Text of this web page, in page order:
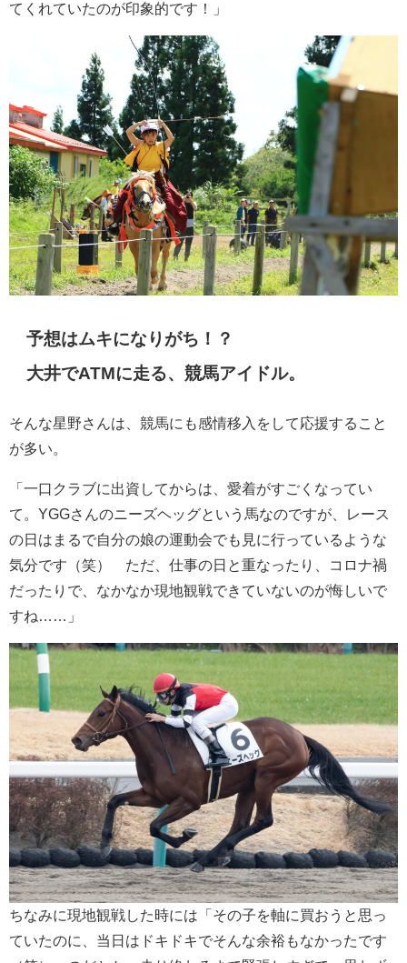
てくれていたのが印象的です！」
予想はムキになりがち！？
大井でATMに走る、競馬アイドル。
そんな星野さんは、競馬にも感情移入をして応援すること
が多い。
「一口クラブに出資してからは、愛着がすごくなってい
て。YGGさんのニーズヘッグという馬なのですが、レース
の日はまるで自分の娘の運動会でも見に行っているような
気分です（笑） ただ、仕事の日と重なったり、コロナ禍
だったりで、なかなか現地観戦できていないのが悔しいで
すね……」
ちなみに現地観戦した時には「その子を軸に買おうと思っ
ていたのに、当日はドキドキでそんな余裕もなかったです